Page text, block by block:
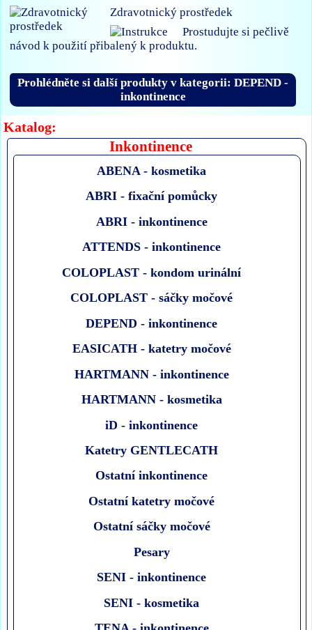
Katalog:
Inkontinence
ABENA - kosmetika
ABRI - fixační pomůcky
ABRI - inkontinence
ATTENDS - inkontinence
COLOPLAST - kondom urinální
COLOPLAST - sáčky močové
DEPEND - inkontinence
EASICATH - katetry močové
HARTMANN - inkontinence
HARTMANN - kosmetika
iD - inkontinence
Katetry GENTLECATH
Ostatní inkontinence
Ostatní katetry močové
Ostatní sáčky močové
Pesary
SENI - inkontinence
SENI - kosmetika
Zdravotnický prostředek
Prostudujte si pečlivě
návod k použití přibalený k produktu.
Prohlédněte si další produkty v kategorii: DEPEND -
inkontinence